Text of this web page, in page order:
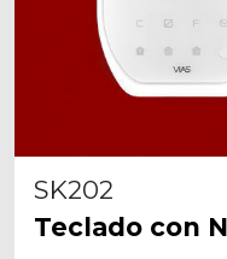
SK202
Teclado con